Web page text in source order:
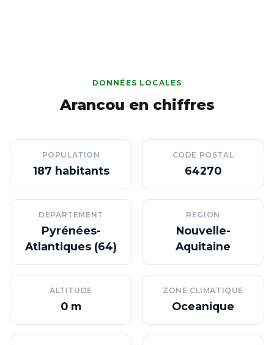
DONNÉES LOCALES
Arancou en chiffres
POPULATION
187 habitants
CODE POSTAL
64270
DEPARTEMENT
Pyrénées-
Atlantiques (64)
REGION
Nouvelle-
Aquitaine
ALTITUDE
0 m
ZONE CLIMATIQUE
Oceanique